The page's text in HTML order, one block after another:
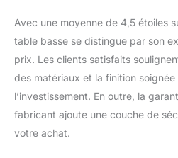
Avec une moyenne de 4,5 étoiles
table basse se distingue par son
prix. Les clients satisfaits
des matériaux et la finition
l’investissement. En outre, la
fabricant ajoute une couche de
votre achat.